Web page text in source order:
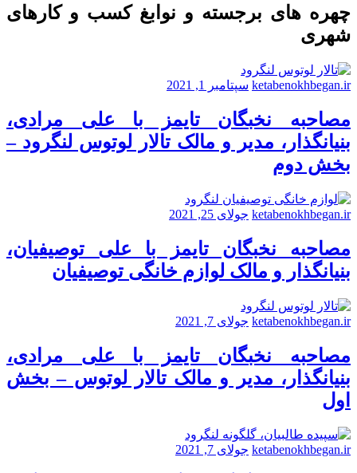
چهره های برجسته و نوابغ کسب و کارهای
شهری
ketabenokhbegan.ir سپتامبر 1, 2021
مصاحبه نخبگان تایمز با علی مرادی،
بنیانگذار، مدیر و مالک تالار لوتوس لنگرود –
بخش دوم
ketabenokhbegan.ir جولای 25, 2021
مصاحبه نخبگان تایمز با علی توصیفیان،
بنیانگذار و مالک لوازم خانگی توصیفیان
ketabenokhbegan.ir جولای 7, 2021
مصاحبه نخبگان تایمز با علی مرادی،
بنیانگذار، مدیر و مالک تالار لوتوس – بخش
اول
ketabenokhbegan.ir جولای 7, 2021